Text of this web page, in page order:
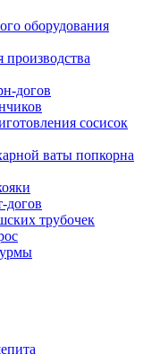
оборудования
догов
сосисок
ваты попкорна
догов
трубочек